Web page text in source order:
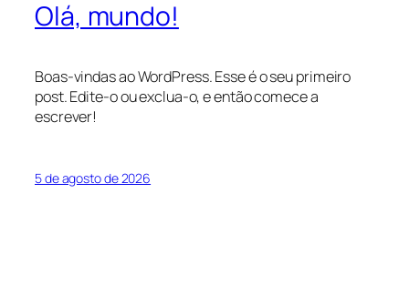
Olá, mundo!
Boas-vindas ao WordPress. Esse é o seu primeiro
post. Edite-o ou exclua-o, e então comece a
escrever!
5 de agosto de 2026